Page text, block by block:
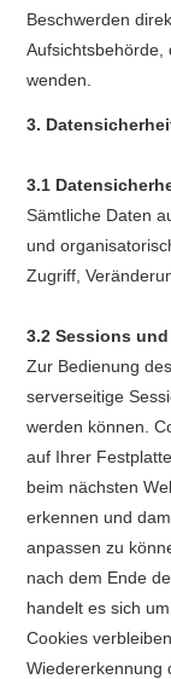
Beschwerden
Aufsichtsbehörde,
wenden.
3.
3.1
Sämtliche Daten
und
Zugriff,
3.2 Sessions
Zur Bedienung
serverseitige
werden können.
auf Ihrer
beim nächsten
erkennen und
anpassen zu
nach dem Ende
handelt es sich
Cookies
Wiedererkennung